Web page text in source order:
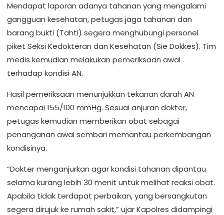
Mendapat laporan adanya tahanan yang mengalami
gangguan kesehatan, petugas jaga tahanan dan
barang bukti (Tahti) segera menghubungi personel
piket Seksi Kedokteran dan Kesehatan (Sie Dokkes). Tim
medis kemudian melakukan pemeriksaan awal
terhadap kondisi AN.
Hasil pemeriksaan menunjukkan tekanan darah AN
mencapai 155/100 mmHg. Sesuai anjuran dokter,
petugas kemudian memberikan obat sebagai
penanganan awal sembari memantau perkembangan
kondisinya.
“Dokter menganjurkan agar kondisi tahanan dipantau
selama kurang lebih 30 menit untuk melihat reaksi obat.
Apabila tidak terdapat perbaikan, yang bersangkutan
segera dirujuk ke rumah sakit,” ujar Kapolres didampingi